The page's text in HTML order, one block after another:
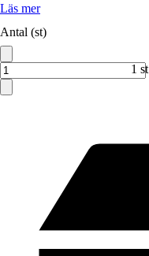
Läs mer
Antal (st)
1 st